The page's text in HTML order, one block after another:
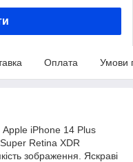
Оплата Умови
Apple iPhone 14 Plus
Retina XDR
зображення. Яскраві